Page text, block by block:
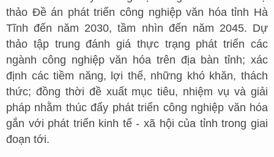
thảo Đề án phát triển công nghiệp văn hóa tỉnh Hà
Tĩnh đến năm 2030, tầm nhìn đến năm 2045. Dự
thảo tập trung đánh giá thực trạng phát triển các
ngành công nghiệp văn hóa trên địa bàn tỉnh; xác
định các tiềm năng, lợi thế, những khó khăn, thách
thức; đồng thời đề xuất mục tiêu, nhiệm vụ và giải
pháp nhằm thúc đẩy phát triển công nghiệp văn hóa
gắn với phát triển kinh tế - xã hội của tỉnh trong giai
đoạn tới.